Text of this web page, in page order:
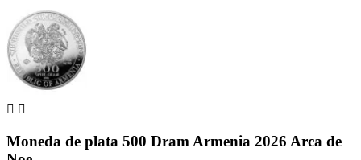
 
Moneda de plata 500 Dram Armenia 2026 Arca de